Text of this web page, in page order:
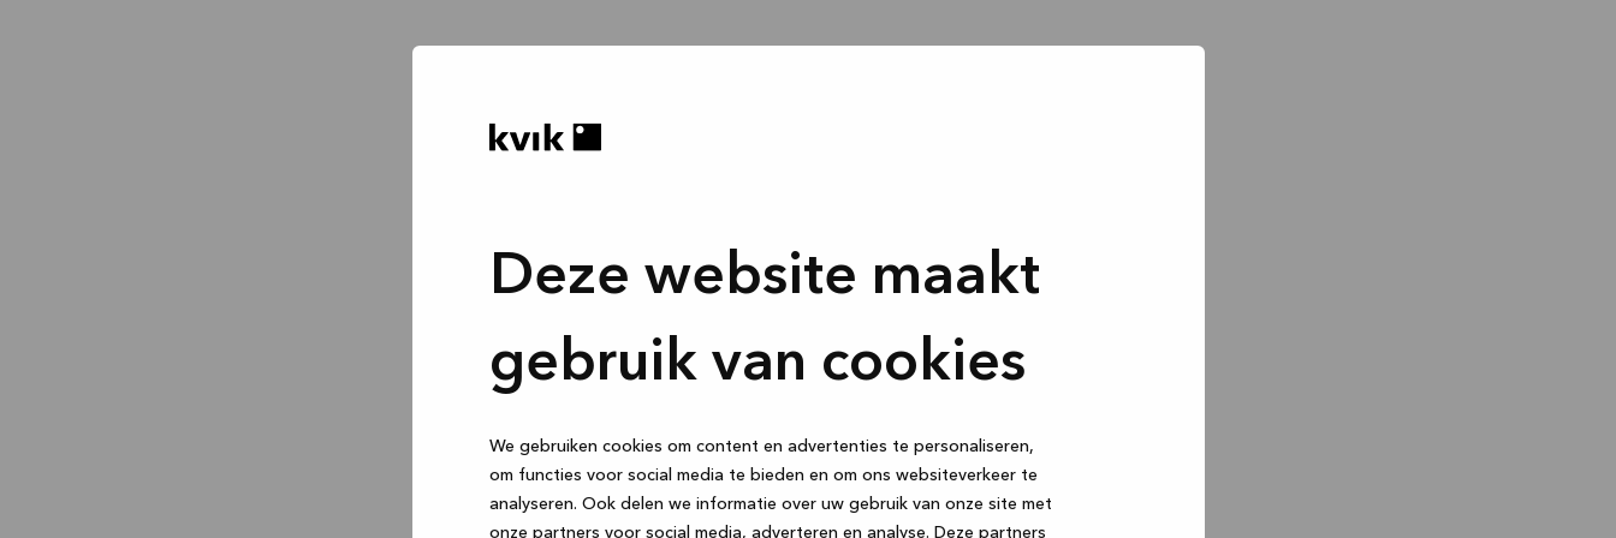
Deze website maakt
gebruik van cookies
We gebruiken cookies om content en advertenties te personaliseren,
om functies voor social media te bieden en om ons websiteverkeer te
analyseren. Ook delen we informatie over uw gebruik van onze site met
onze partners voor social media, adverteren en analyse. Deze partners